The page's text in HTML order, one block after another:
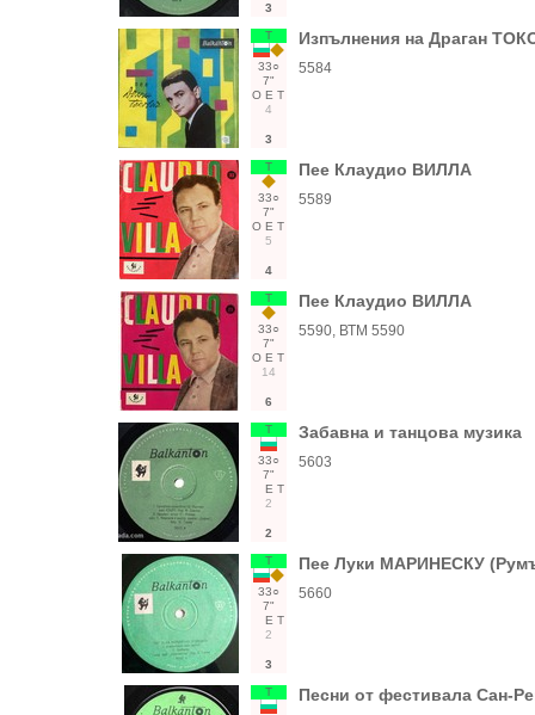
3
Т
33○
7"
О Е Т
4
3
Изпълнения на Драган
5584
Т
33○
7"
О Е Т
5
4
Пее Клаудио ВИЛЛА
5589
Т
33○
7"
О Е Т
14
6
Пее Клаудио ВИЛЛА
5590, ВТМ 5590
Т
33○
7"
Е Т
2
2
Забавна и танцова музика
5603
Т
33○
7"
Е Т
2
3
Пее Луки МАРИНЕСКУ
5660
Т Песни от фестивала Сан-